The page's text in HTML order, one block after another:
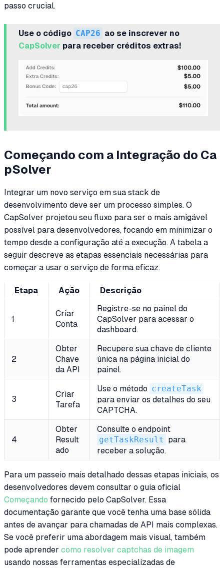
passo crucial.
Use o código CAP26 ao se inscrever no
CapSolver para receber créditos extras!
Começando com a Integração do Ca
pSolver
Integrar um novo serviço em sua stack de
desenvolvimento deve ser um processo simples. O
CapSolver projetou seu fluxo para ser o mais amigável
possível para desenvolvedores, focando em minimizar o
tempo desde a configuração até a execução. A tabela a
seguir descreve as etapas essenciais necessárias para
começar a usar o serviço de forma eficaz.
Etapa Ação Descrição
1
Criar
Conta
Registre-se no painel do
CapSolver para acessar o
dashboard.
2
Obter
Chave
da API
Recupere sua chave de cliente
única na página inicial do
painel.
3
Criar
Tarefa
Use o método createTask
para enviar os detalhes do seu
CAPTCHA.
4
Obter
Result
ado
Consulte o endpoint
getTaskResult para
receber a solução.
Para um passeio mais detalhado dessas etapas iniciais, os
desenvolvedores devem consultar o guia oficial
Começando fornecido pelo CapSolver. Essa
documentação garante que você tenha uma base sólida
antes de avançar para chamadas de API mais complexas.
Se você preferir uma abordagem mais visual, também
pode aprender como resolver captchas de imagem
usando nossas ferramentas especializadas de